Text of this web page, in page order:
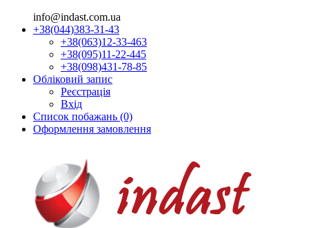
info@indast.com.ua
+38(044)383-31-43
+38(063)12-33-463
+38(095)11-22-445
+38(098)431-78-85
Обліковий запис
Реєстрація
Вхід
Список побажань (0)
Оформлення замовлення